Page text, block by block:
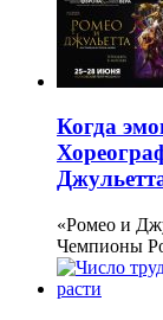
Когда
«Ромео и
Чемпионы